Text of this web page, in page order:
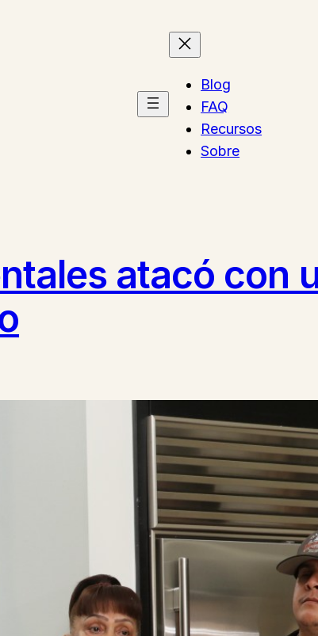
Blog
FAQ
Recursos
Sobre
atacó con